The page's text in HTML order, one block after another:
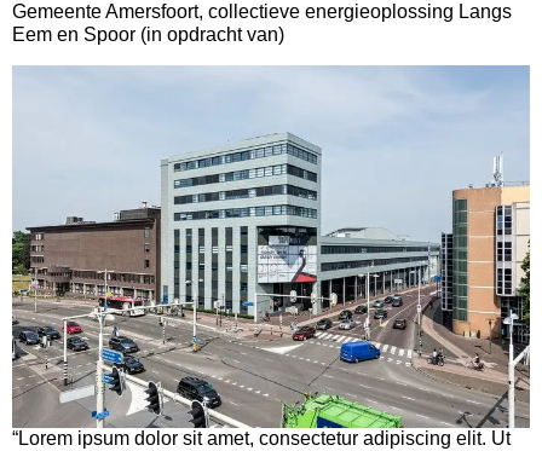
Gemeente Amersfoort, collectieve energieoplossing Langs
Eem en Spoor (in opdracht van)
“Lorem ipsum dolor sit amet, consectetur adipiscing elit. Ut